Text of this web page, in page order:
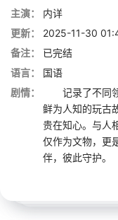
主演：
内详
更新：
2025-11-30
备注：
已完结
语言：
国语
剧情：
记录了不同领
鲜为人知的玩古
贵在知心。与人
仅作为文物，更
伴，彼此守护。